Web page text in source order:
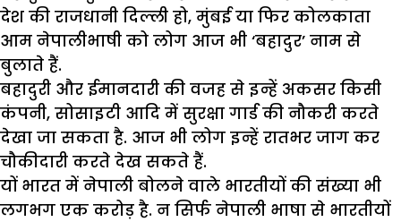
देश की राजधानी दिल्ली हो, मुंबई या फिर कोलकाता
आम नेपालीभाषी को लोग आज भी ‘बहादुर’ नाम से
बुलाते हैं.
बहादुरी और ईमानदारी की वजह से इन्हें अकसर किसी
कंपनी, सोसाइटी आदि में सुरक्षा गार्ड की नौकरी करते
देखा जा सकता है. आज भी लोग इन्हें रातभर जाग कर
चौकीदारी करते देख सकते हैं.
यों भारत में नेपाली बोलने वाले भारतीयों की संख्या भी
लगभग एक करोड़ है. न सिर्फ नेपाली भाषा से भारतीयों